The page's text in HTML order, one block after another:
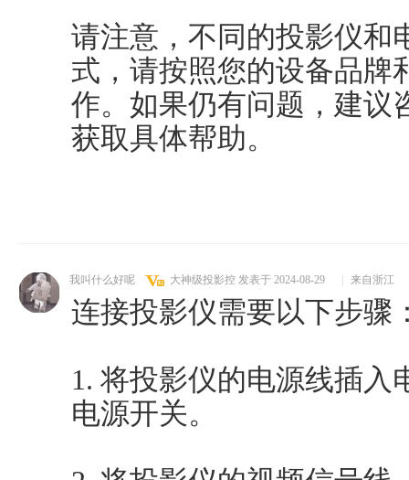
请注意，不同的投影仪和
式，请按照您的设备品牌
作。如果仍有问题，建议
获取具体帮助。
我叫什么好呢 大神级投影控 发表于 2024-08-29 来自浙江
连接投影仪需要以下步骤
1. 将投影仪的电源线插入
电源开关。